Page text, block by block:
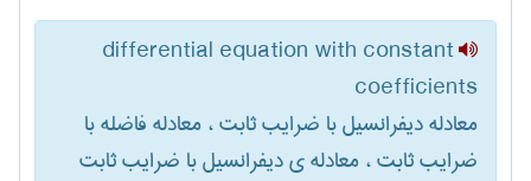
differential equation with constant
coefficients
معادله دیفرانسیل با ضرایب ثابت ، معادله فاضله با
ضرایب ثابت ، معادله ی دیفرانسیل با ضرایب ثابت